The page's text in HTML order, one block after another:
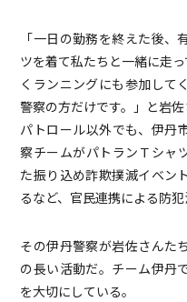
「一日の勤務を終えた後
ツを着て私たちと一緒に走
くランニングにも参加して
警察の方だけです。」と岩佐
パトロール以外でも、伊丹
察チームがパトランＴシャ
た振り込め詐欺撲滅イベン
るなど、官民連携による防犯
その伊丹警察が岩佐さんた
の長い活動だ。チーム伊丹
を大切にしている。